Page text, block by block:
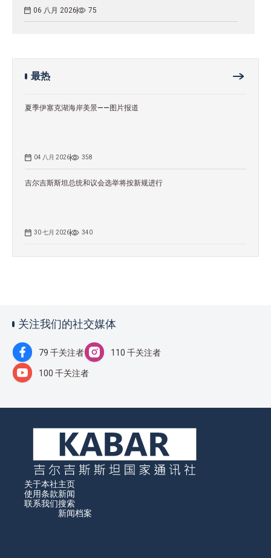
06 八月 2026 75
最热
夏季伊塞克湖海岸美景——图片报道
04 八月 2026 358
吉尔吉斯斯坦总统和议会选举将按新规进行
30 七月 2026 340
关注我们的社交媒体
79 千关注者 110 千关注者
100 千关注者
关于本社
使用条款
联系我们
主页
新闻
搜索
新闻档案